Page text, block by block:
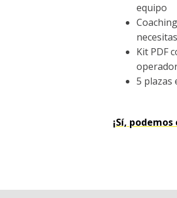
equipo
Kit PDF
5 plazas
¡Sí,